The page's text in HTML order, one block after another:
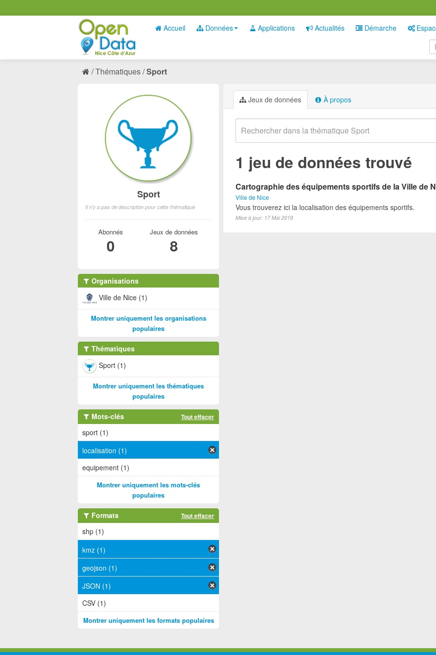
Accueil Données Applications Actualités Démarche
Thématiques Sport
Jeux de données À propos
1 jeu de données trouvé
Cartographie des équipements sportifs de la Ville de
Ville de Nice
Vous trouverez ici la localisation des équipements sportifs.
Mise à jour: 17 Mai 2019
Sport
Il n'y a pas de description pour cette thématique
Abonnés
0
Jeux de données
8
Organisations
Ville de Nice (1)
Montrer uniquement les organisations
populaires
Thématiques
Sport (1)
Montrer uniquement les thématiques
populaires
Mots-clés Tout effacer
sport (1)
localisation (1)
equipement (1)
Montrer uniquement les mots-clés
populaires
Formats Tout effacer
shp (1)
kmz (1)
geojson (1)
JSON (1)
CSV (1)
Montrer uniquement les formats populaires